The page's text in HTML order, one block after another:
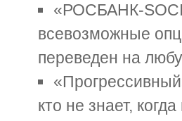
«РОСБАНК-
всевозможные
переведен на
кто не знает,